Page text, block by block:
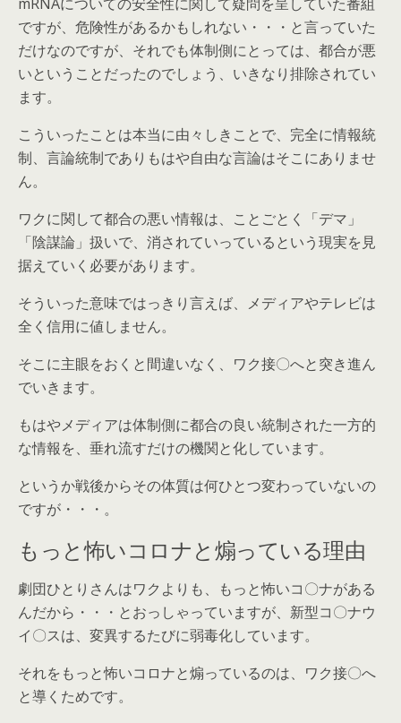
ですが、危険性があるかもしれない・・・と言っていた
だけなのですが、それでも体制側にとっては、都合が悪
いということだったのでしょう、いきなり排除されてい
ます。
こういったことは本当に由々しきことで、完全に情報統
制、言論統制でありもはや自由な言論はそこにありませ
ん。
ワクに関して都合の悪い情報は、ことごとく「デマ」
「陰謀論」扱いで、消されていっているという現実を見
据えていく必要があります。
そういった意味ではっきり言えば、メディアやテレビは
全く信用に値しません。
そこに主眼をおくと間違いなく、ワク接〇へと突き進ん
でいきます。
もはやメディアは体制側に都合の良い統制された一方的
な情報を、垂れ流すだけの機関と化しています。
というか戦後からその体質は何ひとつ変わっていないの
ですが・・・。
もっと怖いコロナと煽っている理由
劇団ひとりさんはワクよりも、もっと怖いコ〇ナがある
んだから・・・とおっしゃっていますが、新型コ〇ナウ
イ〇スは、変異するたびに弱毒化しています。
それをもっと怖いコロナと煽っているのは、ワク接〇へ
と導くためです。